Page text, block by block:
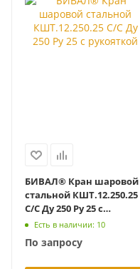
БИВАЛ® Кран шаровой
стальной КШТ.12.250.25
С/С Ду 250 Ру 25 с
рукояткой
Есть в наличии: 10
По запросу